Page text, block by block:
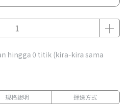
hingga 0 titik (kira-kira sama
規格說明 運送方式